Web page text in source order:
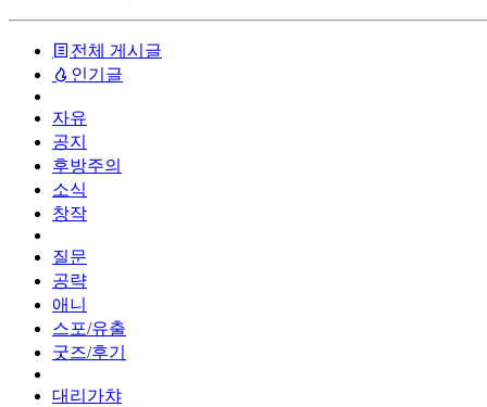
전체 게시글
인기글
자유
공지
후방주의
소식
창작
질문
공략
애니
스포/유출
굿즈/후기
대리가챠